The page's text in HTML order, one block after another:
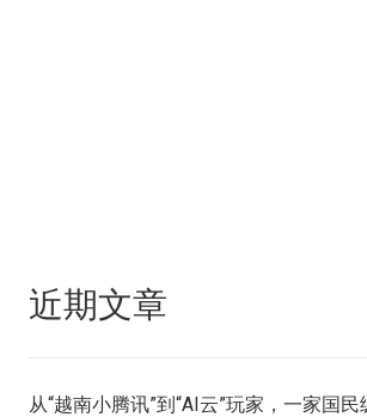
近期文章
从“越南小腾讯”到“AI云”玩家，一家国